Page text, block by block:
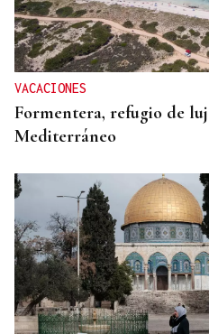
VACACIONES
Formentera, refugio de
Mediterráneo